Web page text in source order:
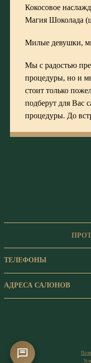
Кокосовое
Магия Шоколада
Милые девушки,
Мы с радостью
процедуры, но и
стоит только
подберут для Вас
процедуры. До
ТЕЛЕФОНЫ
АДРЕСА САЛОНОВ